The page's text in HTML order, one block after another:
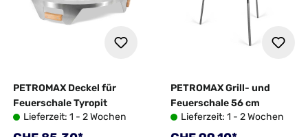
PETROMAX Deckel für
Feuerschale Tyropit
Lieferzeit: 1 - 2 Wochen
PETROMAX Grill- und
Feuerschale 56 cm
Lieferzeit: 1 - 2 Wochen